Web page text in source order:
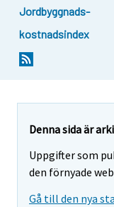
Jordbyggnads-
kostnadsindex
Denna sida är
Uppgifter som
den förnyade
Gå till den nya